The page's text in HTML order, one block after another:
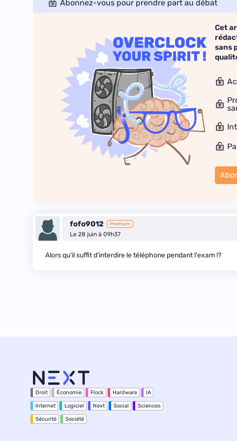
Abonnez-vous pour prendre part au débat
Cet
sans
fofo9012 Premium
Le 28 juin à 09h37
Alors qu'il suffit d'interdire le téléphone pendant l'exam !?
Droit Économie Flock Hardware IA
Internet Logiciel Next Social Sciences
Sécurité Société